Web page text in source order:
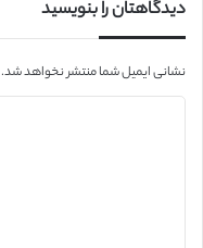
دیدگاهتان را بنویسید
نشانی ایمیل شما منتشر نخواهد شد.